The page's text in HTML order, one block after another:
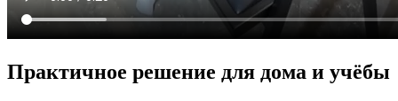
Практичное решение для дома и учёбы